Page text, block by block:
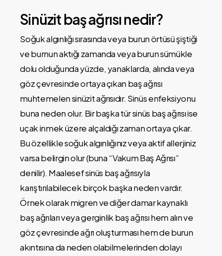
Sinüzit baş ağrısı nedir?
Soğuk algınlığı sırasında veya burun örtüsü şiştiği
ve burnun aktığı zamanda veya burun sümükle
dolu olduğunda yüzde, yanaklarda, alında veya
göz çevresinde ortaya çıkan baş ağrısı
muhtemelen sinüzit ağrısıdır. Sinüs enfeksiyonu
buna neden olur. Bir başka tür sinüs baş ağrısı ise
uçak inmek üzere alçaldığı zaman ortaya çıkar.
Bu özellikle soğuk algınlığınız veya aktif allerjiniz
varsa belirgin olur (buna “Vakum Baş Ağrısı”
denilir). Maalesef sinüs baş ağrısıyla
karıştırılabilecek birçok başka neden vardır.
Örnek olarak migren ve diğer damar kaynaklı
baş ağrıları veya gerginlik baş ağrısı hem alın ve
göz çevresinde ağrı oluşturması hem de burun
akıntısına da neden olabilmelerinden dolayı